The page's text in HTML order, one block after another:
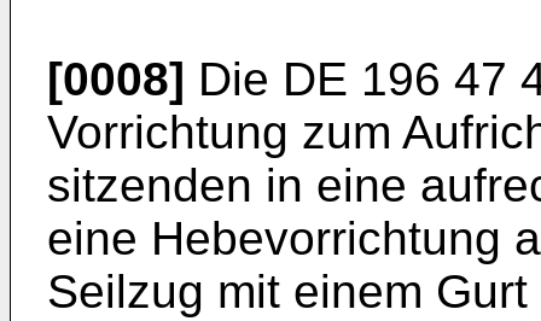
[0008] Die DE 196 47
Vorrichtung zum
sitzenden in eine
eine Hebevorrichtung
Seilzug mit einem